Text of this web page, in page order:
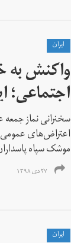
ايران
واکنش به
اجتماعی؛
سخنرانی نماز
اعتراض‌های عمومی
موشک سپاه
۲۷ دی ۱۳۹۸
ايران